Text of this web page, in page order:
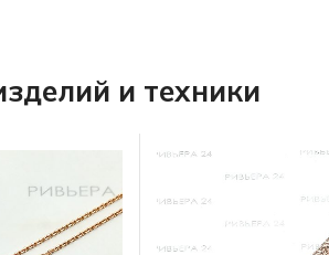
и техники